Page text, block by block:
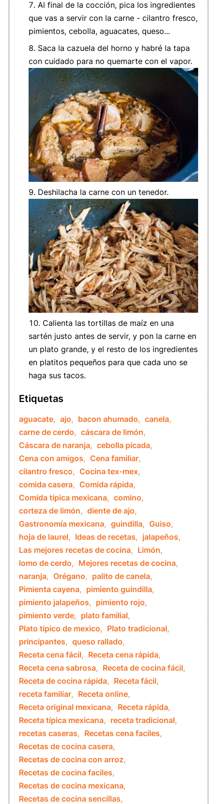
Al final de la cocción, pica los ingredientes
que vas a servir con la carne - cilantro fresco,
pimientos, cebolla, aguacates, queso...
Saca la cazuela del horno y habré la tapa
con cuidado para no quemarte con el vapor.
Deshilacha la carne con un tenedor.
Calienta las tortillas de maíz en una
sartén justo antes de servir, y pon la carne en
un plato grande, y el resto de los ingredientes
en platitos pequeños para que cada uno se
haga sus tacos.
Etiquetas
aguacate, ajo, bacon ahumado, canela,
carne de cerdo, cáscara de limón,
Cáscara de naranja, cebolla picada,
Cena con amigos, Cena familiar,
cilantro fresco, Cocina tex-mex,
comida casera, Comida rápida,
Comida típica mexicana, comino,
corteza de limón, diente de ajo,
Gastronomía mexicana, guindilla, Guiso,
hoja de laurel, Ideas de recetas, jalapeños,
Las mejores recetas de cocina, Limón,
lomo de cerdo, Mejores recetas de cocina,
naranja, Orégano, palito de canela,
Pimienta cayena, pimiento guindilla,
pimiento jalapeños, pimiento rojo,
pimiento verde, plato familial,
Plato típico de mexico, Plato tradicional,
principantes, queso rallado,
Receta cena fácil, Receta cena rápida,
Receta cena sabrosa, Receta de cocina fácil,
Receta de cocina rápida, Receta fácil,
receta familiar, Receta online,
Receta original mexicana, Receta rápida,
Receta típica mexicana, receta tradicional,
recetas caseras, Recetas cena faciles,
Recetas de cocina casera,
Recetas de cocina con arroz,
Recetas de cocina faciles,
Recetas de cocina mexicana,
Recetas de cocina sencillas,